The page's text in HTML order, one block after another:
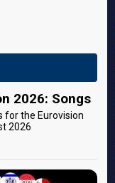
2026: Songs
for the Eurovision
2026